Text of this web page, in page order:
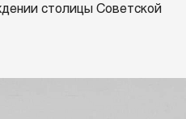
столицы Советской